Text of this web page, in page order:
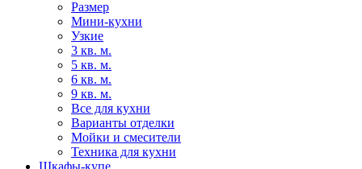
Размер
Мини-кухни
Узкие
3 кв. м.
5 кв. м.
6 кв. м.
9 кв. м.
Все для кухни
Варианты отделки
Мойки и смесители
Техника для кухни
Шкафы-купе